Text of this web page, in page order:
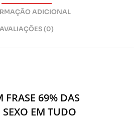
ADICIONAL
AVALIAÇÕES (0)
FRASE 69% DAS
SEXO EM TUDO